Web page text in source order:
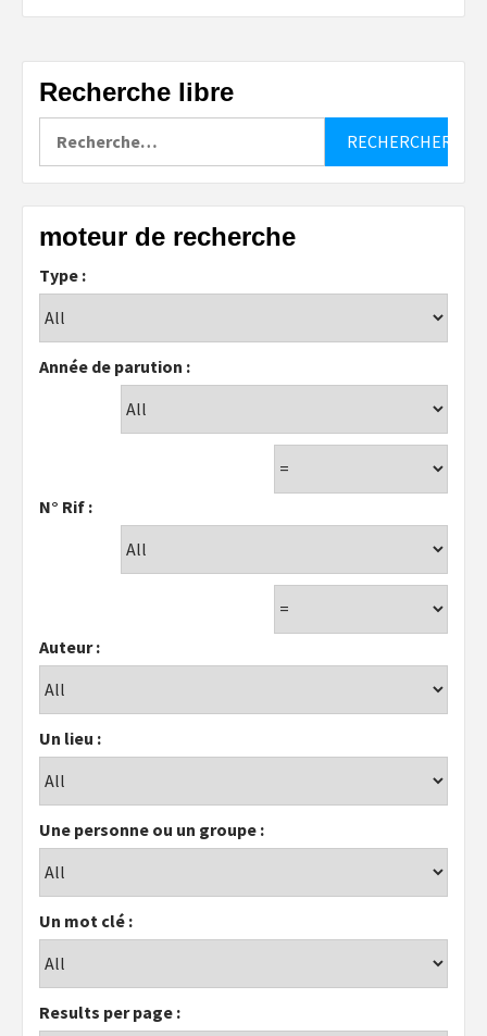
Recherche libre
moteur de recherche
Type :
Année de parution :
N° Rif :
Auteur :
Un lieu :
Une personne ou un groupe :
Un mot clé :
Results per page :